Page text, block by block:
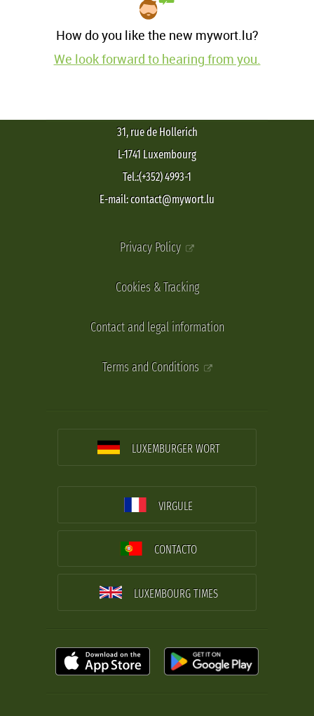
How do you like the new mywort.lu?
We look forward to hearing from you.
31, rue de Hollerich
L-1741 Luxembourg
Tel.:(+352) 4993-1
E-mail: contact@mywort.lu
Privacy Policy
Cookies & Tracking
Contact and legal information
Terms and Conditions
LUXEMBURGER WORT
VIRGULE
CONTACTO
LUXEMBOURG TIMES